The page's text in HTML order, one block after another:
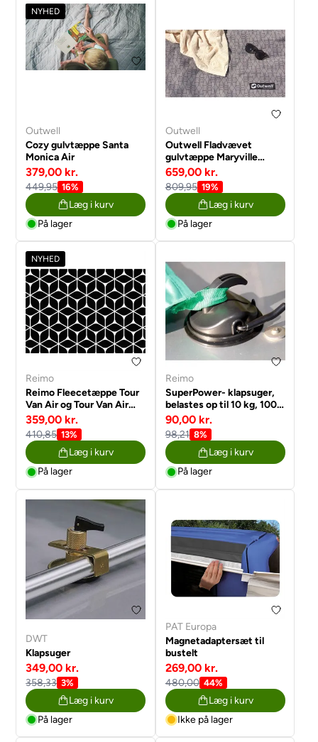
NYHED
Outwell
Cozy gulvtæppe Santa
Monica Air
379,00 kr.
449,95 16%
Læg i kurv
På lager
Outwell
Outwell Fladvævet
gulvtæppe Maryville
260SA Flex
659,00 kr.
809,95 19%
Læg i kurv
På lager
NYHED
Reimo
Reimo Fleecetæppe Tour
Van Air og Tour Van Air
High
359,00 kr.
410,85 13%
Læg i kurv
På lager
Reimo
SuperPower- klapsuger,
belastes op til 10 kg, 100
mm i diameter
90,00 kr.
98,21 8%
Læg i kurv
På lager
DWT
Klapsuger
349,00 kr.
358,33 3%
Læg i kurv
På lager
PAT Europa
Magnetadaptersæt til
bustelt
269,00 kr.
480,00 44%
Læg i kurv
Ikke på lager